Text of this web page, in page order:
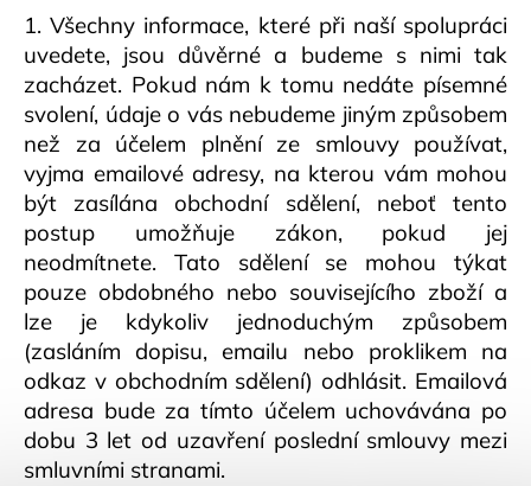
1. Všechny informace, které při naší spolupráci
uvedete, jsou důvěrné a budeme s nimi tak
zacházet. Pokud nám k tomu nedáte písemné
svolení, údaje o vás nebudeme jiným způsobem
než za účelem plnění ze smlouvy používat,
vyjma emailové adresy, na kterou vám mohou
být zasílána obchodní sdělení, neboť tento
postup umožňuje zákon, pokud jej
neodmítnete. Tato sdělení se mohou týkat
pouze obdobného nebo souvisejícího zboží a
lze je kdykoliv jednoduchým způsobem
(zasláním dopisu, emailu nebo proklikem na
odkaz v obchodním sdělení) odhlásit. Emailová
adresa bude za tímto účelem uchovávána po
dobu 3 let od uzavření poslední smlouvy mezi
smluvními stranami.